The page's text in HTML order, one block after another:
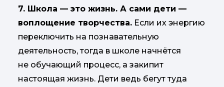
7. Школа — это жизнь. А сами дети —
воплощение творчества. Если их энергию
переключить на познавательную
деятельность, тогда в школе начнётся
не обучающий процесс, а закипит
настоящая жизнь. Дети ведь бегут туда